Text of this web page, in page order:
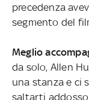
precedenza
segmento del
Meglio
da solo, Allen
una stanza e ci
saltarti